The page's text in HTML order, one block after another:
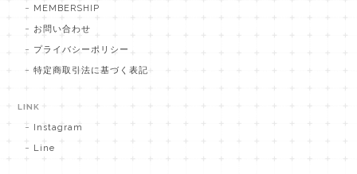
MEMBERSHIP
お問い合わせ
プライバシーポリシー
特定商取引法に基づく表記
LINK
Instagram
Line